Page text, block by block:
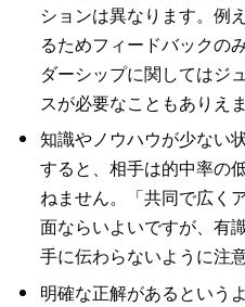
ションは異なります。例
るためフィードバックの
ダーシップに関してはジ
スが必要なこともありえ
知識やノウハウが少ない
すると、相手は的中率の
ねません。「共同で広く
面ならいよいですが、有
手に伝わらないように注
明確な正解があるという